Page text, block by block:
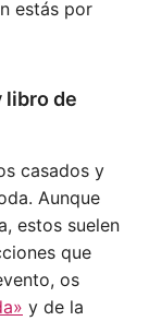
estás por
libro de
casados y
Aunque
estos suelen
que
os
y de la